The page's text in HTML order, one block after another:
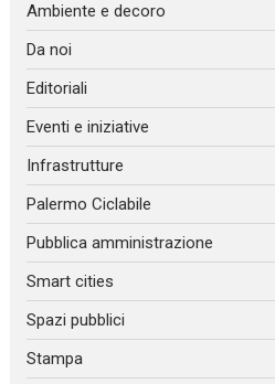
Ambiente e decoro
Da noi
Editoriali
Eventi e iniziative
Infrastrutture
Palermo Ciclabile
Pubblica amministrazione
Smart cities
Spazi pubblici
Stampa